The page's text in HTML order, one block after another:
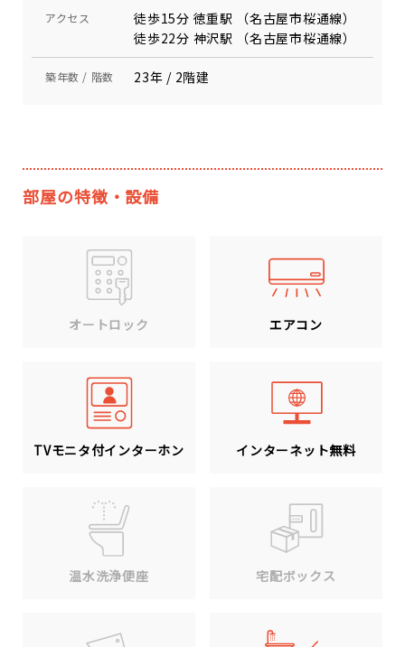
アクセス
徒歩15分 徳重駅 （名古屋市桜通線）
徒歩22分 神沢駅 （名古屋市桜通線）
築年数 / 階数 23年 / 2階建
部屋の特徴・設備
オートロック エアコン
TVモニタ付インターホン インターネット無料
温水洗浄便座 宅配ボックス